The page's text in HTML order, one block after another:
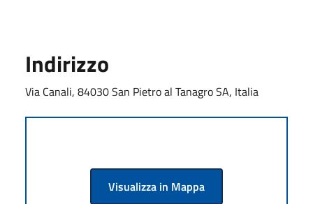
Indirizzo
Via Canali, 84030 San Pietro al Tanagro SA, Italia
Visualizza in Mappa